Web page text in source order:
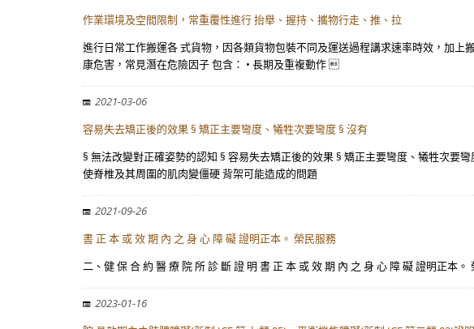
作業環境及空間限制，常重覆性進行 抬舉、握持、攜物行走、推、拉
進行日常工作搬運各 式貨物，因各類貨物包裝不同及運送過程講求速率時效，加
康危害，常見潛在危險因子 包含： • 長期及重複動作 
2021-03-06
容易失去矯正後的效果 § 矯正主要彎度、犧牲次要彎度 § 沒有
§ 無法改變對正確姿勢的認知 § 容易失去矯正後的效果 § 矯正主要彎度、犧牲次要
使脊椎及其周圍的肌肉變僵硬 背架可能造成的問題
2021-09-26
書 正 本 或 效 期 內 之 身 心 障 礙 證明正本。 榮民服務
二、健 保 合 約 醫 療 院 所 診 斷 證 明 書 正 本 或 效 期 內 之 身 心 障 礙 證明正本
2023-01-16